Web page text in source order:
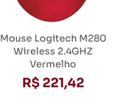
Mouse Logitech M280
Wireless 2.4GHZ
Vermelho
R$ 221,42